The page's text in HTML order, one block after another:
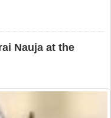
Talino nacionalinėje parodoje
Nauja at the